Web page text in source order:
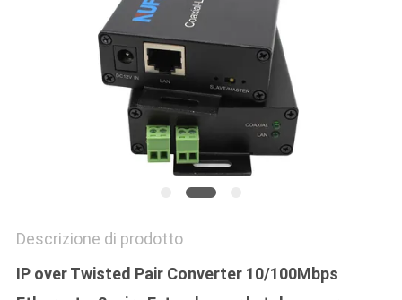
POLITICA
PRIVACY
Descrizione di prodotto
IP over Twisted Pair Converter 10/100Mbps